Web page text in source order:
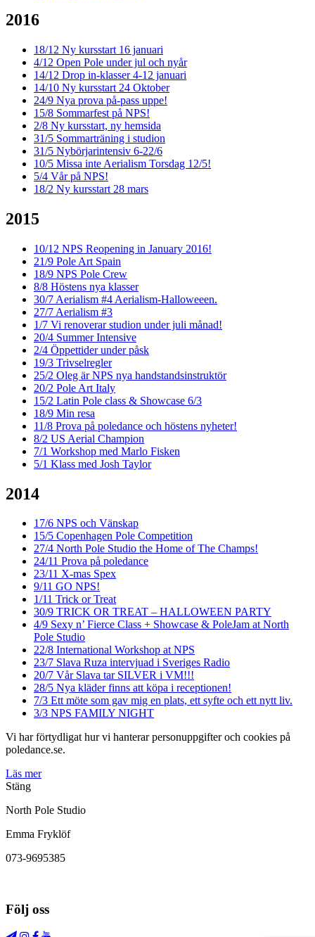
2016
18/12 Ny kursstart 16 januari
4/12 Open Pole under jul och nyår
14/12 Drop in-klasser 4-12 januari
14/10 Ny kursstart 24 Oktober
24/9 Nya prova på-pass uppe!
15/8 Sommarfest på NPS!
2/8 Ny kursstart, ny hemsida
31/5 Sommarträning i studion
31/5 Nybörjarintensiv 6-22/6
10/5 Missa inte Aerialism Torsdag 12/5!
5/4 Vår på NPS!
18/2 Ny kursstart 28 mars
2015
10/12 NPS Reopening in January 2016!
21/9 Pole Art Spain
18/9 NPS Pole Crew
8/8 Höstens nya klasser
30/7 Aerialism #4 Aerialism-Halloweeen.
27/7 Aerialism #3
1/7 Vi renoverar studion under juli månad!
20/4 Summer Intensive
2/4 Öppettider under påsk
19/3 Trivselregler
25/2 Oleg är NPS nya handstandsinstruktör
20/2 Pole Art Italy
15/2 Latin Pole class & Showcase 6/3
18/9 Min resa
11/8 Prova på poledance och höstens nyheter!
8/2 US Aerial Champion
7/1 Workshop med Marlo Fisken
5/1 Klass med Josh Taylor
2014
17/6 NPS och Vänskap
15/5 Copenhagen Pole Competition
27/4 North Pole Studio the Home of The Champs!
24/11 Prova på poledance
23/11 X-mas Spex
9/11 GO NPS!
1/11 Trick or Treat
30/9 TRICK OR TREAT – HALLOWEEN PARTY
4/9 Sexy n’ Fierce Class + Showcase & PoleJam at North
Pole Studio
22/8 International Workshop at NPS
23/7 Slava Ruza intervjuad i Sveriges Radio
20/7 Vår Slava tar SILVER i VM!!!
28/5 Nya kläder finns att köpa i receptionen!
7/3 Ett möte som gav mig en plats, ett syfte och ett nytt liv.
3/3 NPS FAMILY NIGHT
Vi har förtydligat hur vi hanterar personuppgifter och cookies på
poledance.se.
Läs mer
Stäng
North Pole Studio
Emma Fryklöf
073-9695385
Följ oss